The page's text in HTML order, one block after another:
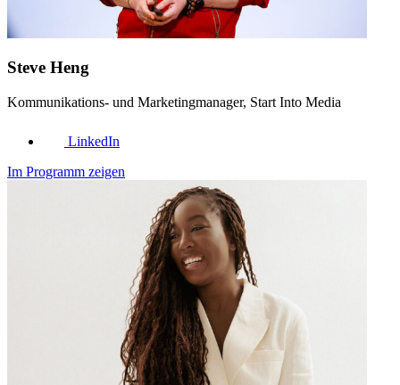
Steve Heng
Kommunikations- und Marketing­manager, Start Into Media
LinkedIn
Im Programm zeigen